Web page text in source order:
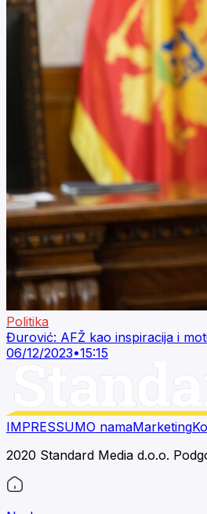
Politika
Đurović: AFŽ kao inspiracija i
06/12/2023•15:15
IMPRESSUMO namaMarketing
2020 Standard Media d.o.o.